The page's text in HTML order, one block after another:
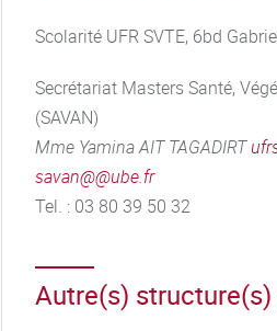
Scolarité UFR SVTE, 6bd
Secrétariat Masters Santé,
(SAVAN)
Mme Yamina AIT TAGADIRT
savan@@ube.fr
Tel. : 03 80 39 50 32
Autre(s)